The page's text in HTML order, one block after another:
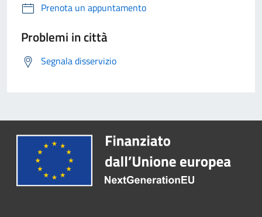
Prenota un appuntamento
Problemi in città
Segnala disservizio